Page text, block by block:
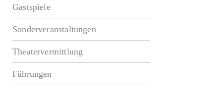
Gastspiele
Sonderveranstaltungen
Theatervermittlung
Führungen